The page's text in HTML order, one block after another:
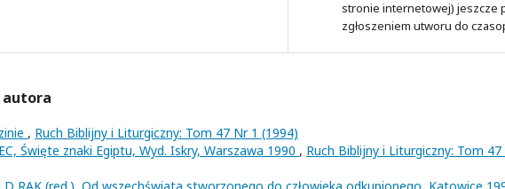
stronie internetowej) jeszcze
zgłoszeniem utworu do
, Ruch Biblijny i Liturgiczny: Tom 47 Nr 1 (1994)
Święte znaki Egiptu, Wyd. Iskry, Warszawa 1990 , Ruch Biblijny i Liturgiczny: Tom